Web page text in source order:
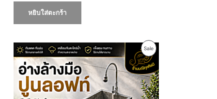
หยิบใส่ตะกร้า
SaleP
R
O
D
O
r
i
g
i
a
C
u
r
r
e
n
t